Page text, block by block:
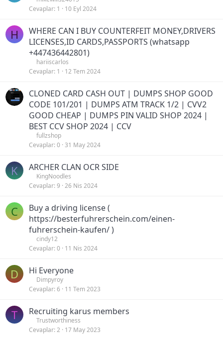
Cevaplar 1 10 Eyl 2024
H
WHERE CAN I BUY COUNTERFEIT MONEY,DRIVERS
LICENSES,ID CARDS,PASSPORTS (‪whatsapp
+447436442801)
hariiscarlos
Cevaplar 1 12 Tem 2024
CLONED CARD CASH OUT | DUMPS SHOP GOOD
CODE 101/201 | DUMPS ATM TRACK 1/2 | CVV2
GOOD CHEAP | DUMPS PIN VALID SHOP 2024 |
BEST CCV SHOP 2024 | CCV
fullzshop
Cevaplar 0 31 May 2024
K ARCHER CLAN OCR SIDE
KingNoodles
Cevaplar 9 26 Nis 2024
C
Buy a driving license (
https://besterfuhrerschein.com/einen-
fuhrerschein-kaufen/ )
cindy12
Cevaplar 0 11 Nis 2024
D Hi Everyone
Dimpyroy
Cevaplar 6 11 Tem 2023
T Recruiting karus members
Trustworthiness
Cevaplar 2 17 May 2023